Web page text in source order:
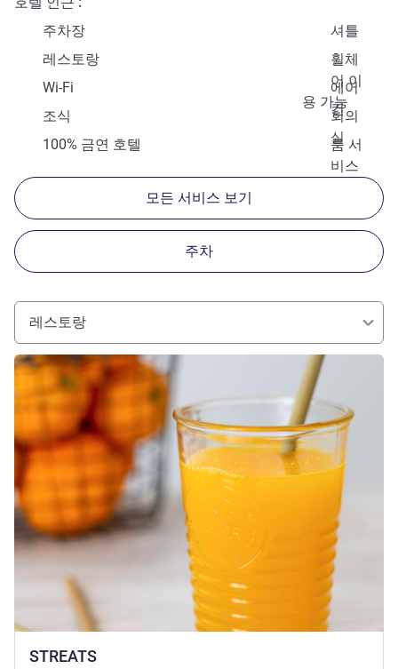
주차장
셔틀
레스토랑
휠체
어 이
용 가능
Wi-Fi
에어
컨
조식
회의
실
100% 금연 호텔
룸 서
비스
모든 서비스 보기
주차
레스토랑
STREATS
세부 정보 보기